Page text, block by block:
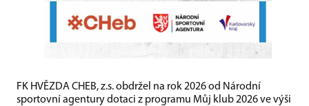
FK HVĚZDA CHEB, z.s. obdržel na rok 2026 od Národní
sportovní agentury dotaci z programu Můj klub 2026 ve výši